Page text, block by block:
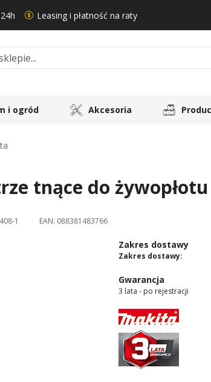
Leasing i płatność na raty
i ogród Akcesoria
tnące do
1 EAN: 088381483766
Zakres dostawy
Zakres dostawy:
Gwarancja
3 lata - po rejestracji